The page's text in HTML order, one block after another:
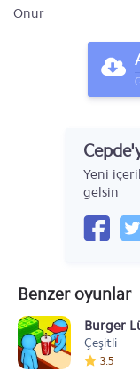
Onur
Yeni
gelsin
Benzer oyunlar
Burger
Çeşitli
3.5